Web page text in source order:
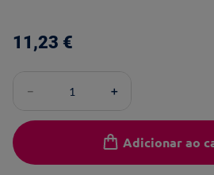
11 ,23 €
＋
－
Adicionar ao